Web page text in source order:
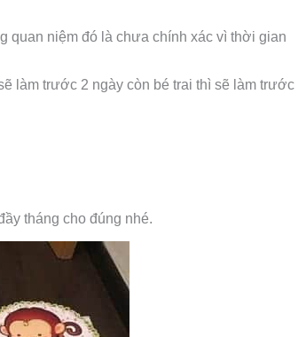
quan niệm đó là chưa chính xác vì thời gian
làm trước 2 ngày còn bé trai thì sẽ làm trước
tháng cho đúng nhé.